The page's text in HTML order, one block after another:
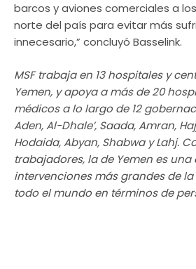
barcos y aviones comerciales a
norte del país para evitar más
innecesario,” concluyó Basselink.
MSF trabaja en 13 hospitales y
Yemen, y apoya a más de 20
médicos a lo largo de 12
Aden, Al-Dhale’, Saada, Amran,
Hodaida, Abyan, Shabwa y Lahj.
trabajadores, la de Yemen es una
intervenciones más grandes de
todo el mundo en términos de